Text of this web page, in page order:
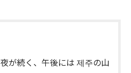
が続く、午後には 제주の山